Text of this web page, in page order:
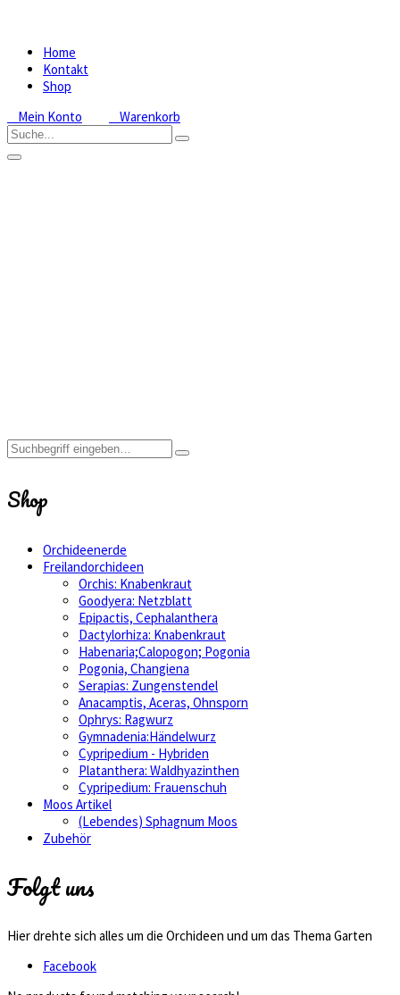
Home
Kontakt
Shop
Mein Konto
Warenkorb
Shop
Orchideenerde
Freilandorchideen
Orchis: Knabenkraut
Goodyera: Netzblatt
Epipactis, Cephalanthera
Dactylorhiza: Knabenkraut
Habenaria;Calopogon; Pogonia
Pogonia, Changiena
Serapias: Zungenstendel
Anacamptis, Aceras, Ohnsporn
Ophrys: Ragwurz
Gymnadenia:Händelwurz
Cypripedium - Hybriden
Platanthera: Waldhyazinthen
Cypripedium: Frauenschuh
Moos Artikel
(Lebendes) Sphagnum Moos
Zubehör
Folgt uns
Hier drehte sich alles um die Orchideen und um das Thema Garten
Facebook